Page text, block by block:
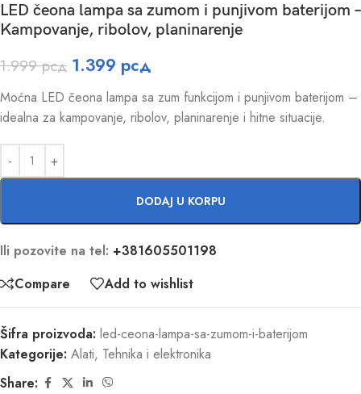
LED čeona lampa sa zumom i punjivom baterijom –
Kampovanje, ribolov, planinarenje
1.999рсд 1.399 рсд
Moćna LED čeona lampa sa zum funkcijom i punjivom baterijom –
idealna za kampovanje, ribolov, planinarenje i hitne situacije.
DODAJ U KORPU
Ili pozovite na tel: +381605501198
Compare
Add to wishlist
Šifra proizvoda: led-ceona-lampa-sa-zumom-i-baterijom
Kategorije: Alati, Tehnika i elektronika
Share: